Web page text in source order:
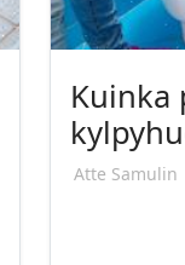
Kuinka
Atte Samulin